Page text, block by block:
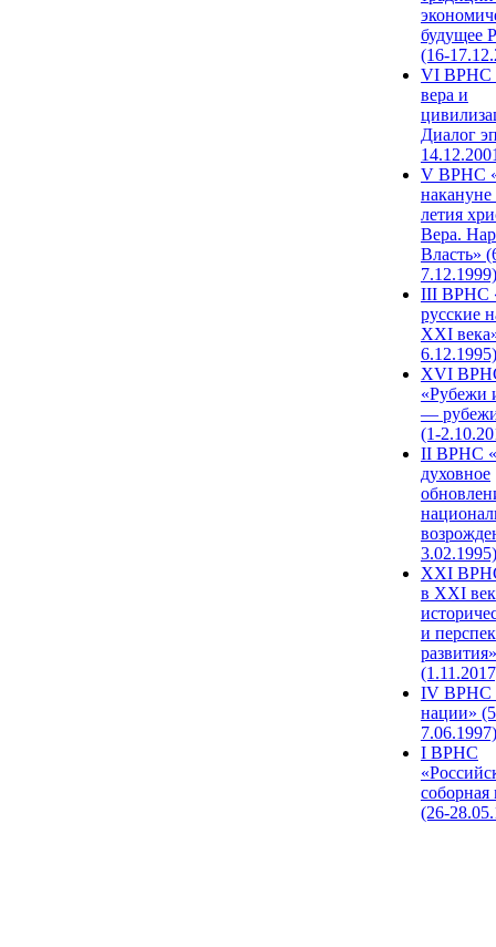
будущее
(16-
VI ВРНС
вера и
Диалог
V ВРНС
накануне
летия
Вера.
Власть»
7.12.1999)
III ВРНС
русские
XXI
6.12.1995)
XVI
«Рубежи
—
(1-
II ВРНС
духовное
3.02.1995)
XХI
в XXI
и
развития»
IV ВРНС
нации»
7.06.1997)
I ВРНС
(26-